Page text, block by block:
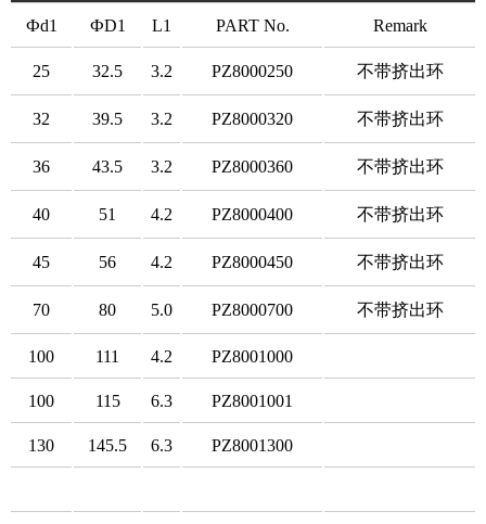
Фd1 ФD1 L1 PART No. Remark
25 32.5 3.2 PZ8000250 不带挤出环
32 39.5 3.2 PZ8000320 不带挤出环
36 43.5 3.2 PZ8000360 不带挤出环
40 51 4.2 PZ8000400 不带挤出环
45 56 4.2 PZ8000450 不带挤出环
70 80 5.0 PZ8000700 不带挤出环
100 111 4.2 PZ8001000
100 115 6.3 PZ8001001
130 145.5 6.3 PZ8001300